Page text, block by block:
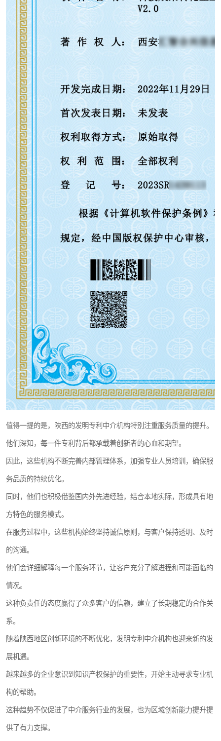
值得一提的是，陕西的发明专利中介机构特别注重服务质量的提升。
他们深知，每一件专利背后都承载着创新者的心血和期望。
因此，这些机构不断完善内部管理体系，加强专业人员培训，确保服
务品质的持续优化。
同时，他们也积极借鉴国内外先进经验，结合本地实际，形成具有地
方特色的服务模式。
在服务过程中，这些机构始终坚持诚信原则，与客户保持透明、及时
的沟通。
他们会详细解释每一个服务环节，让客户充分了解进程和可能面临的
情况。
这种负责任的态度赢得了众多客户的信赖，建立了长期稳定的合作关
系。
随着陕西地区创新环境的不断优化，发明专利中介机构也迎来新的发
展机遇。
越来越多的企业意识到知识产权保护的重要性，开始主动寻求专业机
构的帮助。
这种趋势不仅促进了中介服务行业的发展，也为区域创新能力提升提
供了有力支撑。